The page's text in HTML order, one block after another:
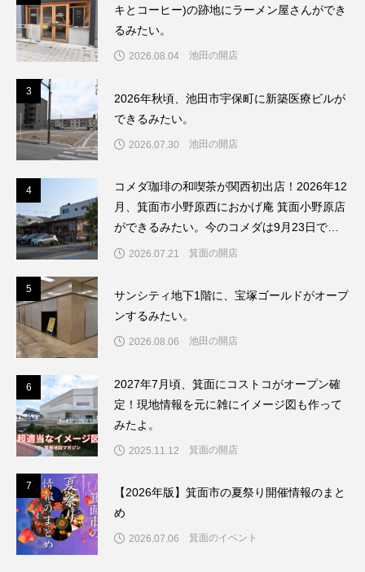
キとコーヒー)の跡地にラーメン屋さんができ
るみたい。
2026.08.04 池田の開店
3
2026年秋頃、池田市宇保町に新築医療ビルが
できるみたい。
2026.07.30 池田の開店
4
コメダ珈琲の和喫茶が関西初出店！2026年12
月、箕面市小野原西におかげ庵 箕面小野原店
ができるみたい。今のコメダは9月23日で閉
店してリブランドするんだって。
2026.07.21 箕面の開店
5
サンシティ地下1階に、宝塚ゴールドがオープ
ンするみたい。
2026.08.06 池田の開店
6
2027年7月頃、箕面にコストコがオープン確
定！現地情報を元に雑にイメージ図も作って
みたよ。
2025.11.12 箕面の開店
7
【2026年版】箕面市の夏祭り開催情報のまと
め
2026.07.06 箕面のイベント